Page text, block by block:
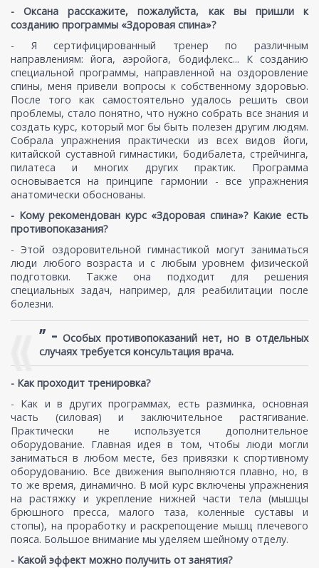
- Оксана расскажите, пожалуйста, как вы пришли к
созданию программы «Здоровая спина»?
- Я сертифицированный тренер по различным
направлениям: йога, аэройога, бодифлекс... К созданию
специальной программы, направленной на оздоровление
спины, меня привели вопросы к собственному здоровью.
После того как самостоятельно удалось решить свои
проблемы, стало понятно, что нужно собрать все знания и
создать курс, который мог бы быть полезен другим людям.
Собрала упражнения практически из всех видов йоги,
китайской суставной гимнастики, бодибалета, стрейчинга,
пилатеса и многих других практик. Программа
основывается на принципе гармонии - все упражнения
анатомически обоснованы.
- Кому рекомендован курс «Здоровая спина»? Какие есть
противопоказания?
- Этой оздоровительной гимнастикой могут заниматься
люди любого возраста и с любым уровнем физической
подготовки. Также она подходит для решения
специальных задач, например, для реабилитации после
болезни.
” - Особых противопоказаний нет, но в отдельных
случаях требуется консультация врача.
- Как проходит тренировка?
- Как и в других программах, есть разминка, основная
часть (силовая) и заключительное растягивание.
Практически не используется дополнительное
оборудование. Главная идея в том, чтобы люди могли
заниматься в любом месте, без привязки к спортивному
оборудованию. Все движения выполняются плавно, но, в
то же время, динамично. В мой курс включены упражнения
на растяжку и укрепление нижней части тела (мышцы
брюшного пресса, малого таза, коленные суставы и
стопы), на проработку и раскрепощение мышц плечевого
пояса. Большое внимание мы уделяем шейному отделу.
- Какой эффект можно получить от занятия?